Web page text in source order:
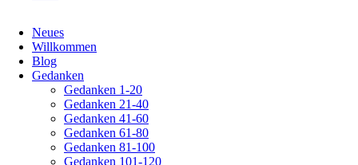
überspringen
Neues
Willkommen
Blog
Gedanken
Gedanken 1-20
Gedanken 21-40
Gedanken 41-60
Gedanken 61-80
Gedanken 81-100
Gedanken 101-120